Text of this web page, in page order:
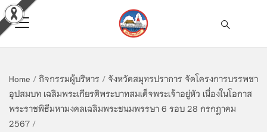
Home / กิจกรรมผู้บริหาร / จังหวัดสมุทรปราการ จัดโครงการบรรพชา
อุปสมบท เฉลิมพระเกียรติพระบาทสมเด็จพระเจ้าอยู่หัว เนื่องในโอกาส
พระราชพิธีมหามงคลเฉลิมพระชนมพรรษา 6 รอบ 28 กรกฎาคม
2567 /